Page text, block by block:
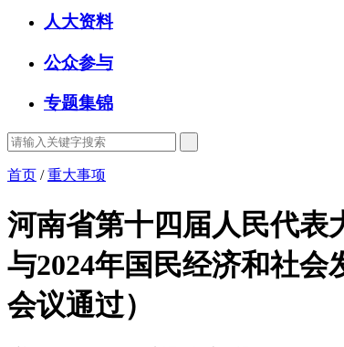
人大资料
公众参与
专题集锦
首页 /重大事项
河南省第十四届人民代表
与2024年国民经济和社会
会议通过）